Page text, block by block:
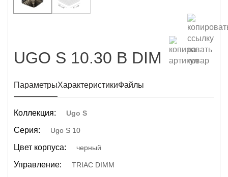
UGO S 10.30 B DIM
ПараметрыХарактеристикиФайлы
Коллекция: Ugo S
Серия: Ugo S 10
Цвет корпуса: черный
Управление: TRIAC DIMM